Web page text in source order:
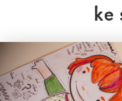
ke